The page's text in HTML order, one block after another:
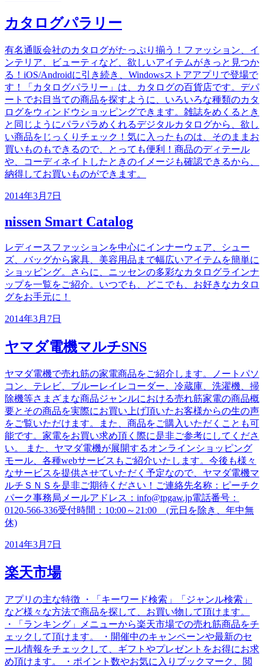
カタログパラリー
有名通販会社のカタログがたっぷり揃う！ファッション、イ
ンテリア、ビューティなど、欲しいアイテムがきっと見つか
る！iOS/Androidに引き続き、Windowsストアアプリで登場で
す！「カタログパラリー」は、カタログの百貨店です。デパ
ートでお目当ての商品を探すように、いろいろな種類のカタ
ログをウィンドウショッピングできます。雑誌をめくるとき
と同じようにパラパラめくれるデジタルカタログから、欲し
い商品をじっくりチェック！気に入ったものは、そのままお
買いものもできるので、とっても便利！商品のディテール
や、コーディネイトしたときのイメージも確認できるから、
納得してお買いものができます。
2014年3月7日
nissen Smart Catalog
レディースファッションを中心にインナーウェア、シュー
ズ、バッグから家具、美容用品まで幅広いアイテムを簡単に
ショッピング。さらに、ニッセンの多彩なカタログラインナ
ップを一覧をご紹介。いつでも、どこでも、お好きなカタロ
グをお手元に！
2014年3月7日
ヤマダ電機マルチSNS
ヤマダ電機で売れ筋の家電商品をご紹介します。ノートパソ
コン、テレビ、ブルーレイレコーダー、冷蔵庫、洗濯機、掃
除機等さまざまな商品ジャンルにおける売れ筋家電の商品概
要とその商品を実際にお買い上げ頂いたお客様からの生の声
をご覧いただけます。また、商品をご購入いただくことも可
能です。家電をお買い求め頂く際に是非ご参考にしてくださ
い。 また、ヤマダ電機が展開するオンラインショッピング
モール、各種webサービスもご紹介いたします。今後も様々
なサービスを提供させていただく予定なので、ヤマダ電機マ
ルチＳＮＳを是非ご期待ください！ご連絡先名称：ピーチク
パーク事務局メールアドレス：info@tpgaw.jp電話番号：
0120-566-336受付時間：10:00～21:00 (元日を除き、年中無
休)
2014年3月7日
楽天市場
アプリの主な特徴 ・「キーワード検索」「ジャンル検索」
など様々な方法で商品を探して、お買い物して頂けます。
・「ランキング」メニューから楽天市場での売れ筋商品をチ
ェックして頂けます。 ・開催中のキャンペーンや最新のセ
ール情報をチェックして、ギフトやプレゼントをお得にお求
め頂けます。 ・ポイント数やお気に入りブックマーク、閲